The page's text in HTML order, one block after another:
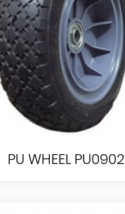
PU WHEEL PU0902